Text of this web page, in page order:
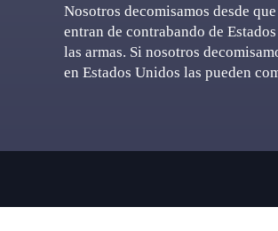
Nosotros decomisamos desde
entran de contrabando de
las armas. Si nosotros
en Estados Unidos las pueden